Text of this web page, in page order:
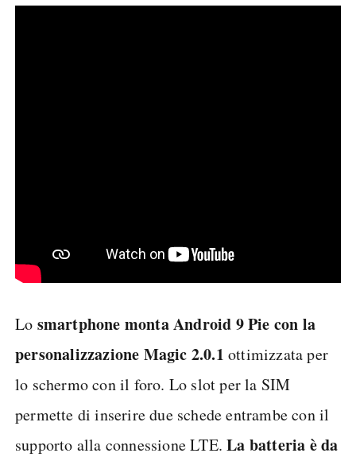
Lo smartphone monta Android 9 Pie con la
personalizzazione Magic 2.0.1 ottimizzata per
lo schermo con il foro. Lo slot per la SIM
permette di inserire due schede entrambe con il
supporto alla connessione LTE.La batteria è da